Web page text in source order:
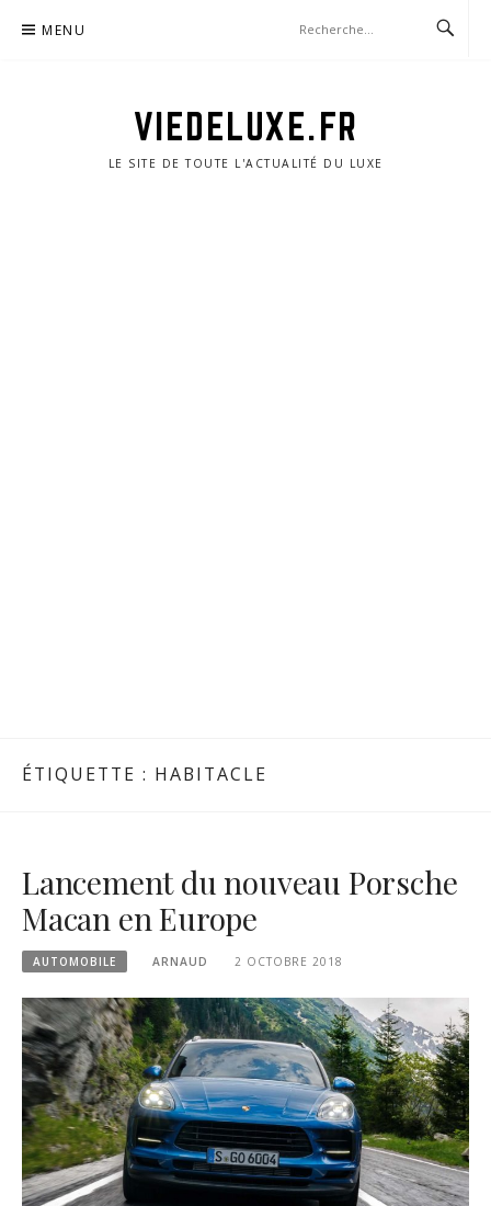
MENU
VIEDELUXE.FR
LE SITE DE TOUTE L'ACTUALITÉ DU LUXE
ÉTIQUETTE : HABITACLE
Lancement du nouveau Porsche
Macan en Europe
AUTOMOBILE ARNAUD 2 OCTOBRE 2018